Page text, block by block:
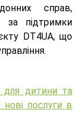
справ,
підтримки
DT4UA, що
дитини та
нові послуги в